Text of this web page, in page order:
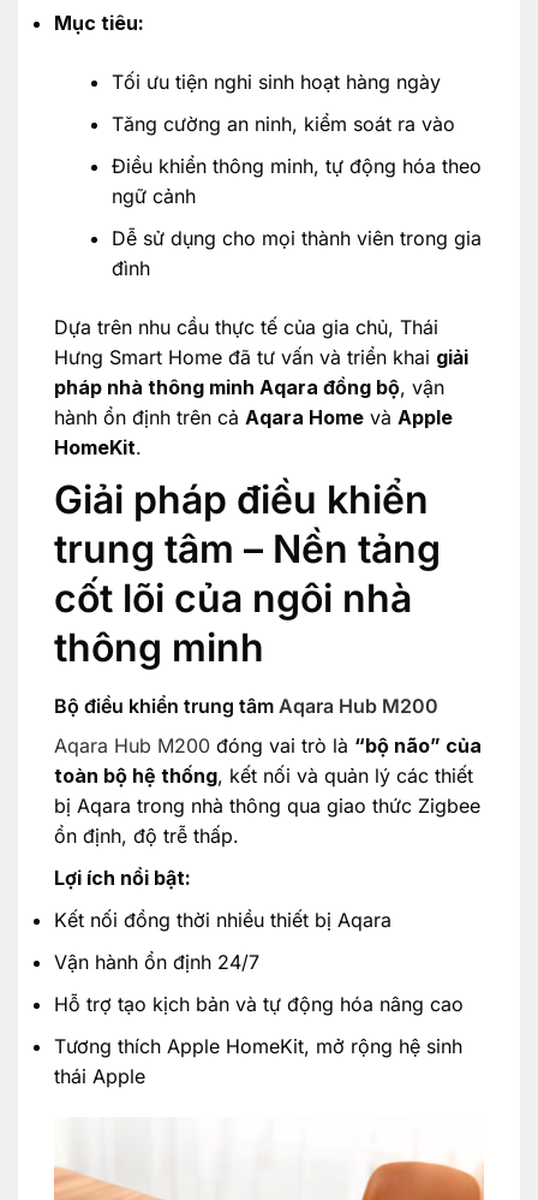
Mục tiêu:
Tối ưu tiện nghi sinh hoạt hàng ngày
Tăng cường an ninh, kiểm soát ra vào
Điều khiển thông minh, tự động hóa theo
ngữ cảnh
Dễ sử dụng cho mọi thành viên trong gia
đình
Dựa trên nhu cầu thực tế của gia chủ, Thái
Hưng Smart Home đã tư vấn và triển khai giải
pháp nhà thông minh Aqara đồng bộ, vận
hành ổn định trên cả Aqara Homevà Apple
HomeKit.
Giải pháp điều khiển
trung tâm – Nền tảng
cốt lõi của ngôi nhà
thông minh
Bộ điều khiển trung tâm Aqara Hub M200
Aqara Hub M200đóng vai trò là “bộ não” của
toàn bộ hệ thống, kết nối và quản lý các thiết
bị Aqara trong nhà thông qua giao thức Zigbee
ổn định, độ trễ thấp.
Lợi ích nổi bật:
Kết nối đồng thời nhiều thiết bị Aqara
Vận hành ổn định 24/7
Hỗ trợ tạo kịch bản và tự động hóa nâng cao
Tương thích Apple HomeKit, mở rộng hệ sinh
thái Apple